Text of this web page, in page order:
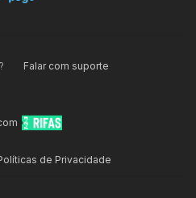
Falar com suporte
de Privacidade